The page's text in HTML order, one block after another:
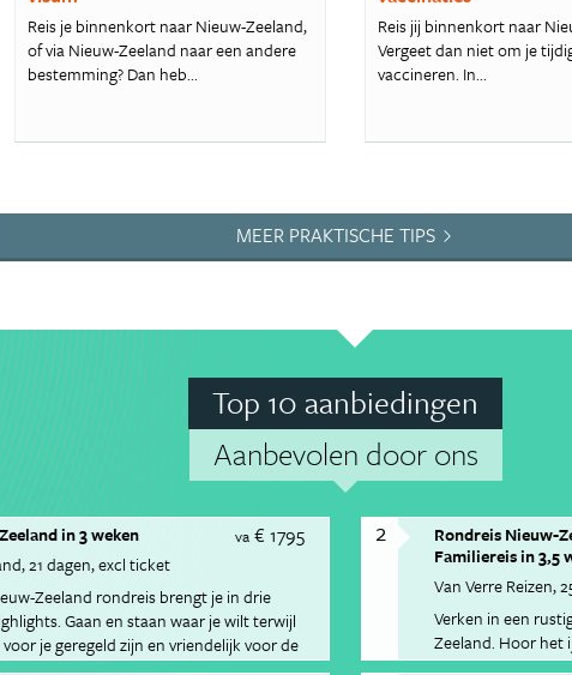
Reis je binnenkort naar Nieuw-Zeeland,
of via Nieuw-Zeeland naar een andere
bestemming? Dan heb...
Reis jij binnenkort naar
Vergeet dan niet om je
vaccineren. In...
MEER PRAKTISCHE TIPS
Top 10 aanbiedingen
Aanbevolen door ons
va€ 1795
in 3 weken
21 dagen excl ticket
Zeeland rondreis brengt je in drie
Gaan en staan waar je wilt terwijl
je geregeld zijn en vriendelijk voor de
eigen huurauto reis je van spuitende
2
Rondreis Nieuw-
Familiereis in 3,5
Van Verre Reizen
Verken in een
Zeeland. Hoor het
Josef Gletsjer,